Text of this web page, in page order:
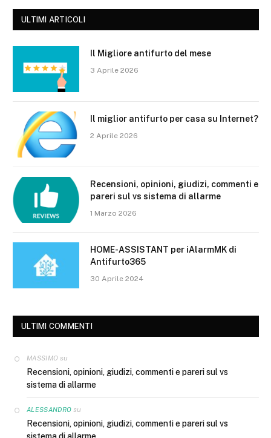
ULTIMI ARTICOLI
Il Migliore antifurto del mese
3 Aprile 2026
Il miglior antifurto per casa su Internet?
2 Aprile 2026
Recensioni, opinioni, giudizi, commenti e
pareri sul vs sistema di allarme
1 Marzo 2026
HOME-ASSISTANT per iAlarmMK di
Antifurto365
30 Aprile 2024
ULTIMI COMMENTI
MASSIMO su
Recensioni, opinioni, giudizi, commenti e pareri sul vs
sistema di allarme
ALESSANDRO su
Recensioni, opinioni, giudizi, commenti e pareri sul vs